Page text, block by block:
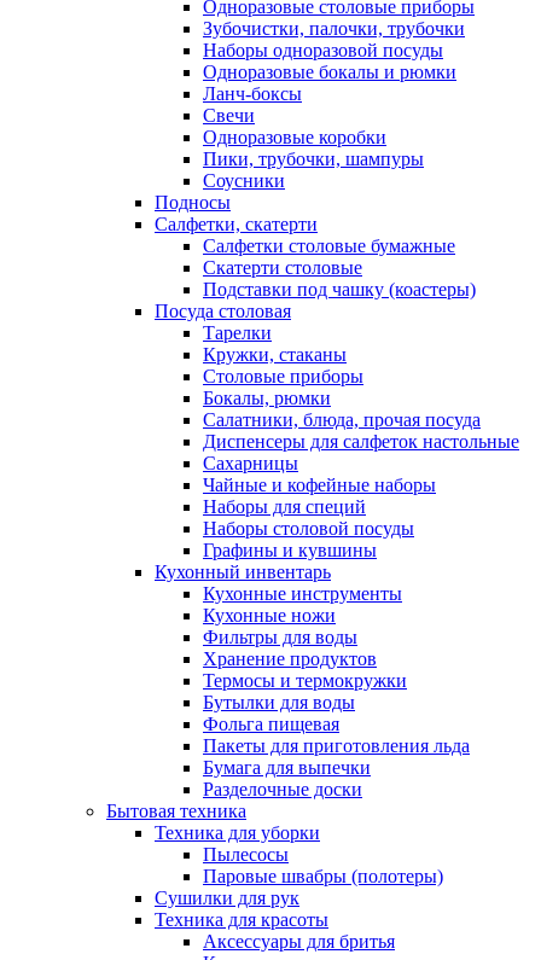
Одноразовые столовые приборы
Зубочистки, палочки, трубочки
Наборы одноразовой посуды
Одноразовые бокалы и рюмки
Ланч-боксы
Свечи
Одноразовые коробки
Пики, трубочки, шампуры
Соусники
Подносы
Салфетки, скатерти
Салфетки столовые бумажные
Скатерти столовые
Подставки под чашку (коастеры)
Посуда столовая
Тарелки
Кружки, стаканы
Столовые приборы
Бокалы, рюмки
Салатники, блюда, прочая посуда
Диспенсеры для салфеток настольные
Сахарницы
Чайные и кофейные наборы
Наборы для специй
Наборы столовой посуды
Графины и кувшины
Кухонный инвентарь
Кухонные инструменты
Кухонные ножи
Фильтры для воды
Хранение продуктов
Термосы и термокружки
Бутылки для воды
Фольга пищевая
Пакеты для приготовления льда
Бумага для выпечки
Разделочные доски
Бытовая техника
Техника для уборки
Пылесосы
Паровые швабры (полотеры)
Сушилки для рук
Техника для красоты
Аксессуары для бритья